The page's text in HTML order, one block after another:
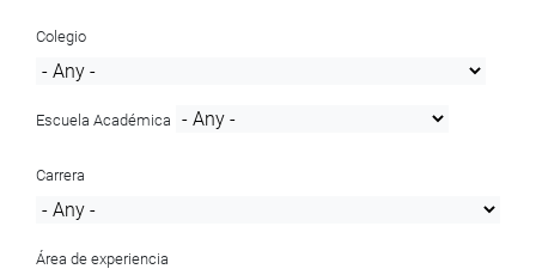
Colegio
Escuela Académica
Carrera
Área de experiencia